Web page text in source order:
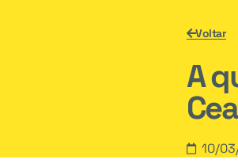
Voltar
A
10/